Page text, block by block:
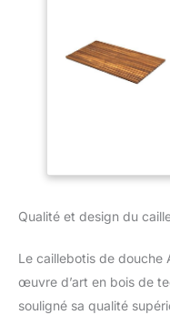
Qualité et design du
Le caillebotis de douche
œuvre d’art en bois de
souligné sa qualité